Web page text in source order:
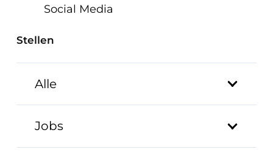
Social Media
Stellen
Alle
Jobs